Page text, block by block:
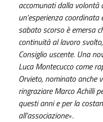
accomunati dalla
un’esperienza coordinata
sabato scorso è emersa
continuità al lavoro
Consiglio uscente. Una
Luca Montecucco come
Orvieto, nominato anche
ringraziare Marco Achilli
questi anni e per la
all’associazione».